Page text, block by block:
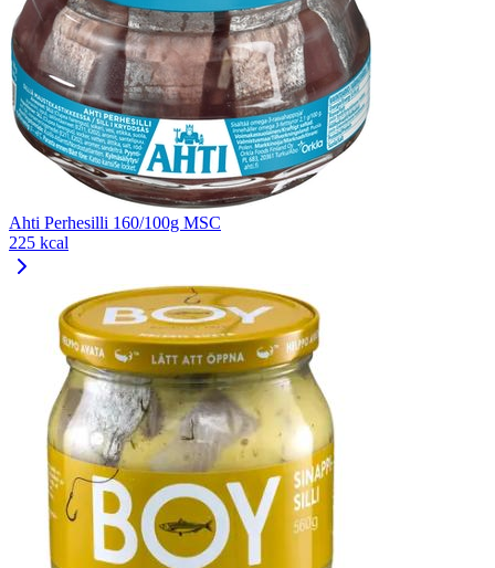
Ahti Perhesilli 160/100g MSC
225 kcal